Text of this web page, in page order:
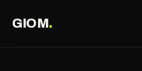
GIOM.